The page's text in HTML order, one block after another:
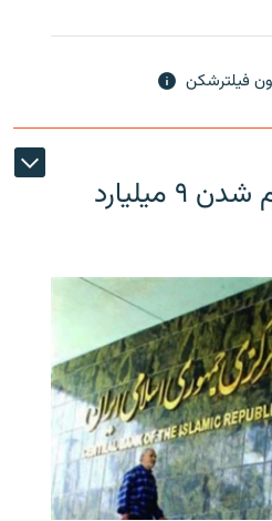
فیلترشکن
بانک مرکزی ایران گم شدن ۹ میلیارد